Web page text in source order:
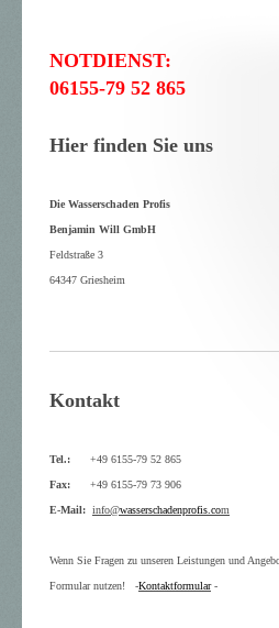
NOTDIENST:
06155-79 52 865
Hier finden Sie uns
Die Wasserschaden Profis
Benjamin Will GmbH
Feldstraße 3
64347 Griesheim
Kontakt
Tel.: +49 6155-79 52 865
Fax: +49 6155-79 73 906
E-Mail: info@wasserschadenprofis.com
Wenn Sie Fragen zu unseren Leistungen und
Formular nutzen! -Kontaktformular-